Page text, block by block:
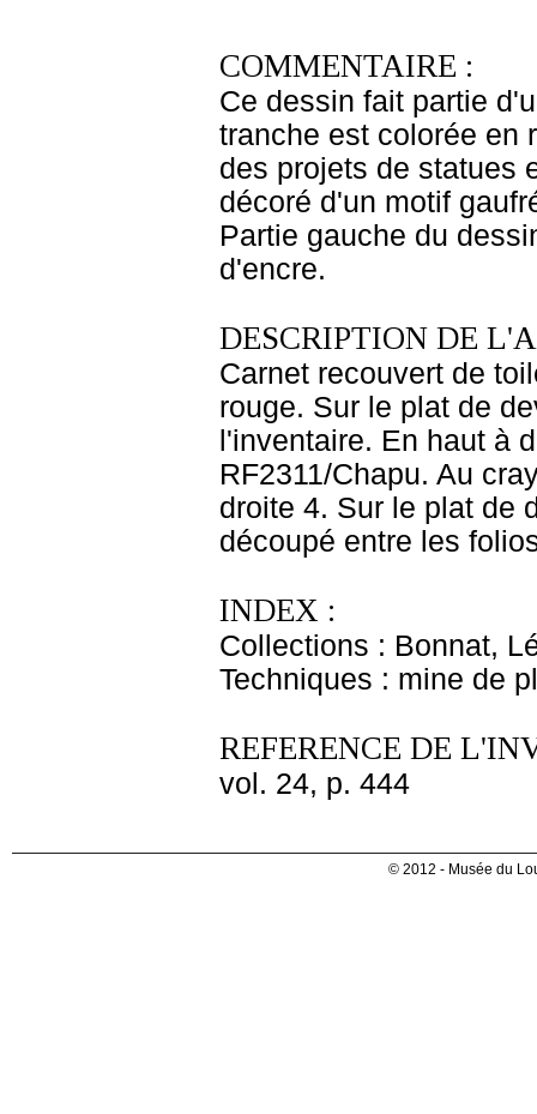
COMMENTAIRE :
Ce dessin fait partie
tranche est colorée en
des projets de statues
décoré d'un motif
Partie gauche du
d'encre.
DESCRIPTION DE
Carnet recouvert de
rouge. Sur le plat de
l'inventaire. En haut à
RF2311/Chapu. Au
droite 4. Sur le plat de
découpé entre les
INDEX :
Collections : Bonnat,
Techniques : mine de
REFERENCE DE
vol. 24, p. 444
© 2012 - Musée du